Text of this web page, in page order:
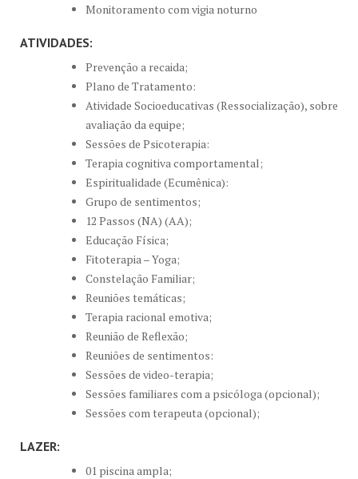
Monitoramento com vigia noturno
ATIVIDADES:
Prevenção a recaida;
Plano de Tratamento:
Atividade Socioeducativas (Ressocialização), sobre
avaliação da equipe;
Sessões de Psicoterapia:
Terapia cognitiva comportamental;
Espiritualidade (Ecumênica):
Grupo de sentimentos;
12 Passos (NA) (AA);
Educação Física;
Fitoterapia – Yoga;
Constelação Familiar;
Reuniões temáticas;
Terapia racional emotiva;
Reunião de Reflexão;
Reuniões de sentimentos:
Sessões de video-terapia;
Sessões familiares com a psicóloga (opcional);
Sessões com terapeuta (opcional);
LAZER:
01 piscina ampla;